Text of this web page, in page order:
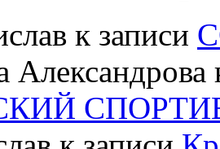
к записи
Александрова